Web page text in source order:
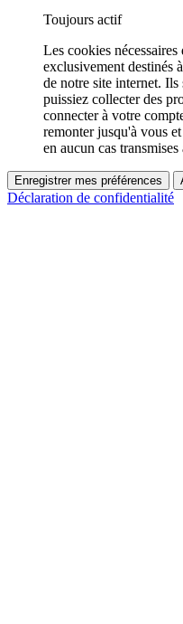
Toujours actif
Les cookies
exclusivement destinés
de notre site internet.
puissiez collecter des
connecter à votre
remonter jusqu'à vous
en aucun cas transmises
Enregistrer mes préférences
Déclaration de confidentialité